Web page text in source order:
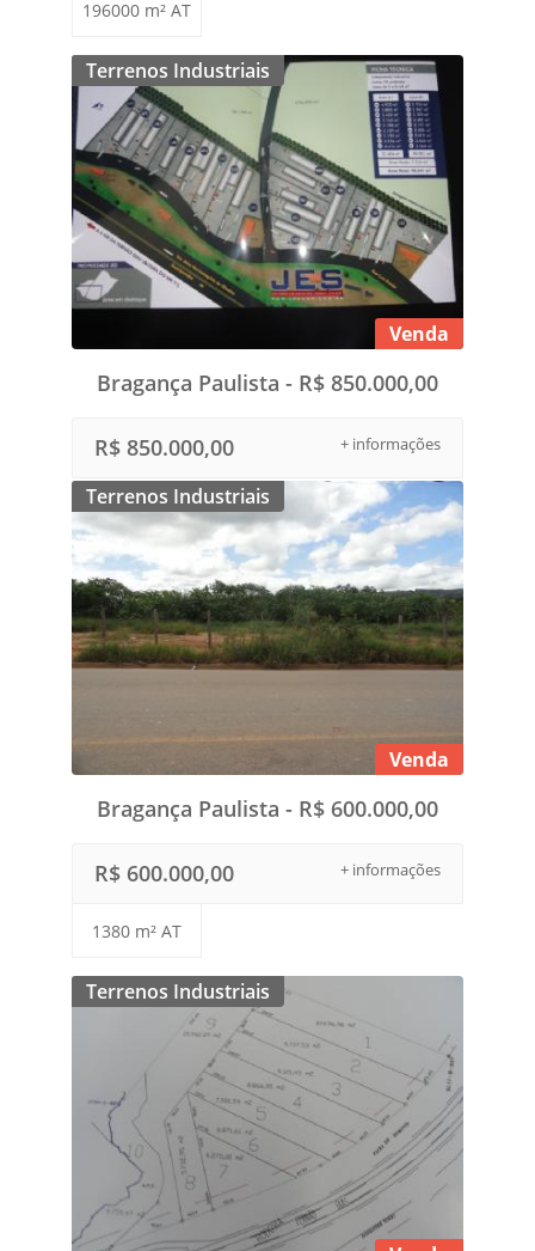
196000 m² AT
Terrenos Industriais
Venda
Bragança Paulista - R$ 850.000,00
+ informações
R$ 850.000,00
Terrenos Industriais
Venda
Bragança Paulista - R$ 600.000,00
+ informações
R$ 600.000,00
1380 m² AT
Terrenos Industriais